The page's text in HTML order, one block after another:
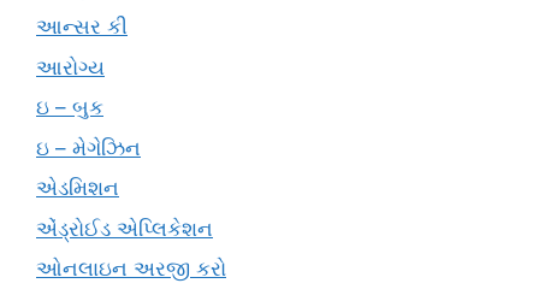
આન્સર કી
આરોગ્ય
ઇ – બુક
ઇ – મેગેઝિન
એડમિશન
એંડ્રોઈડ એપ્લિકેશન
ઓનલાઇન અરજી કરો